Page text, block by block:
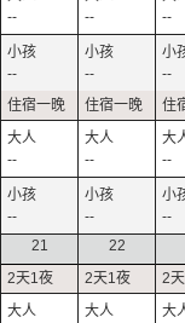
--
--
--
--
--
--
--
--
--
--
--
--
21
22